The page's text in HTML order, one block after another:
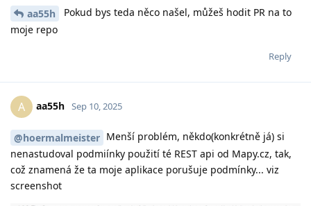
aa55h
Pokud bys teda něco našel, můžeš hodit PR na to
moje repo
Reply
A aa55h Sep 10, 2025
@hoermalmeister Menší problém, někdo(konkrétně já) si
nenastudoval podmiínky použití té REST api od Mapy.cz, tak,
což znamená že ta moje aplikace porušuje podmínky... viz
screenshot